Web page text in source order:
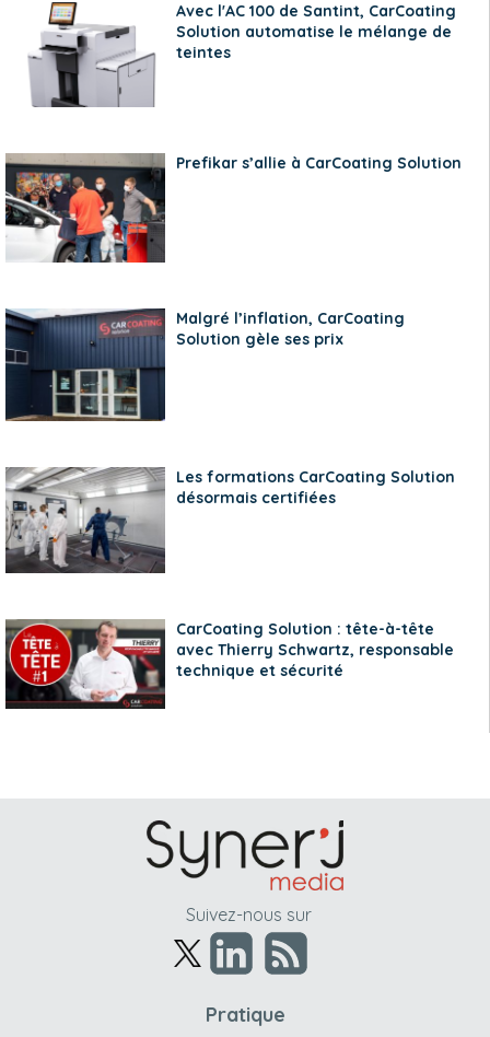
Avec l'AC 100 de Santint, CarCoating
Solution automatise le mélange de
teintes
Prefikar s’allie à CarCoating Solution
Malgré l’inflation, CarCoating
Solution gèle ses prix
Les formations CarCoating Solution
désormais certifiées
CarCoating Solution : tête-à-tête
avec Thierry Schwartz, responsable
technique et sécurité
Suivez-nous sur
Pratique